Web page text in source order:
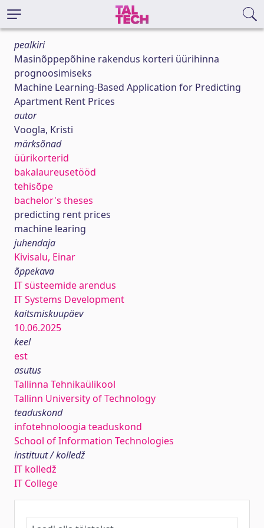
pealkiri
Masinõppepõhine rakendus korteri üürihinna
prognoosimiseks
Machine Learning-Based Application for Predicting
Apartment Rent Prices
autor
Voogla, Kristi
märksõnad
üürikorterid
bakalaureusetööd
tehisõpe
bachelor's theses
predicting rent prices
machine learing
juhendaja
Kivisalu, Einar
õppekava
IT süsteemide arendus
IT Systems Development
kaitsmiskuupäev
10.06.2025
keel
est
asutus
Tallinna Tehnikaülikool
Tallinn University of Technology
teaduskond
infotehnoloogia teaduskond
School of Information Technologies
instituut / kolledž
IT kolledž
IT College